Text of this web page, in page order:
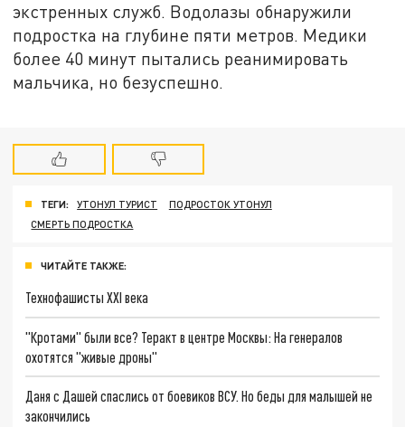
экстренных служб. Водолазы обнаружили
подростка на глубине пяти метров. Медики
более 40 минут пытались реанимировать
мальчика, но безуспешно.
ТЕГИ: УТОНУЛ ТУРИСТ
ПОДРОСТОК УТОНУЛ
СМЕРТЬ ПОДРОСТКА
ЧИТАЙТЕ ТАКЖЕ:
Технофашисты XXI века
"Кротами" были все? Теракт в центре Москвы: На генералов
охотятся "живые дроны"
Даня с Дашей спаслись от боевиков ВСУ. Но беды для малышей не
закончились